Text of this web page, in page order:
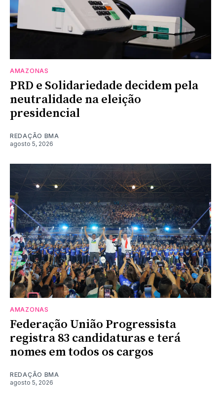
AMAZONAS
PRD e Solidariedade decidem pela
neutralidade na eleição
presidencial
REDAÇÃO BMA
agosto 5, 2026
AMAZONAS
Federação União Progressista
registra 83 candidaturas e terá
nomes em todos os cargos
REDAÇÃO BMA
agosto 5, 2026